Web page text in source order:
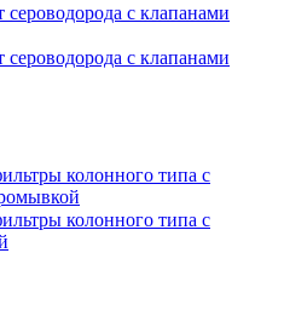
с клапанами
с клапанами
колонного типа с
колонного типа с